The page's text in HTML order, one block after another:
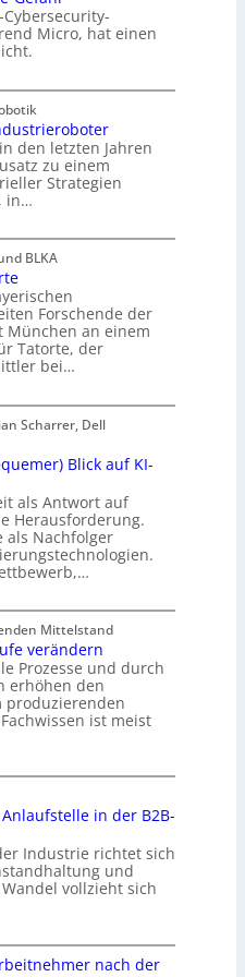
Micro, hat einen
den letzten Jahren
zu einem
Strategien
in…
BLKA
Forschende der
München an einem
Tatorte, der
bei…
Scharrer, Dell
Blick auf KI-
als Antwort auf
Herausforderung.
als Nachfolger
Mittelstand
verändern
Prozesse und durch
erhöhen den
produzierenden
ist meist
in der B2B-
Industrie richtet sich
und
vollzieht sich
nach der